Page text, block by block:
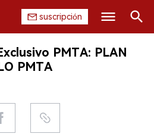
suscripción
Buscar
PMTA: PLAN
PMTA